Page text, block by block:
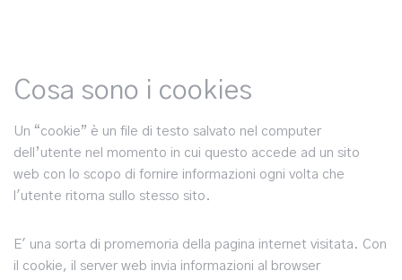
Cosa sono i cookies
Un “cookie” è un file di testo salvato nel computer
dell’utente nel momento in cui questo accede ad un sito
web con lo scopo di fornire informazioni ogni volta che
l'utente ritorna sullo stesso sito.
E' una sorta di promemoria della pagina internet visitata. Con
il cookie, il server web invia informazioni al browser